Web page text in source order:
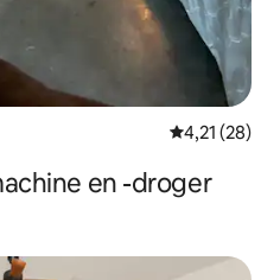
Gemiddelde
4,21 (28)
en -droger